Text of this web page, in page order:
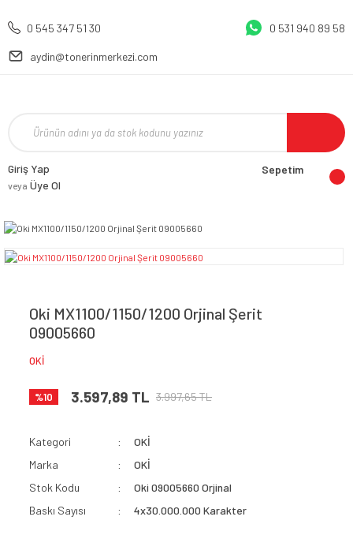
0 545 347 51 30 0 531 940 89 58
aydin@tonerinmerkezi.com
Giriş Yap
veya Üye Ol
Sepetim
Oki MX1100/1150/1200 Orjinal Şerit
09005660
OKİ
%10 3.597,89 TL 3.997,65 TL
Kategori
OKİ
Marka
OKİ
Stok Kodu
Oki 09005660 Orjinal
Baskı Sayısı
4x30.000.000 Karakter